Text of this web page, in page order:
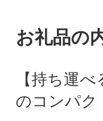
お礼品の
【持ち運
のコンパク